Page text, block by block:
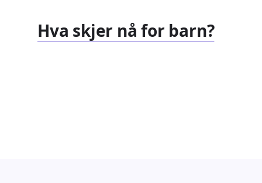
Hva skjer nå for barn?